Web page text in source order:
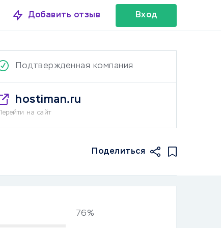
Добавить отзыв Вход
Подтвержденная компания
hostiman.ru
Перейти на сайт
Поделиться
76%